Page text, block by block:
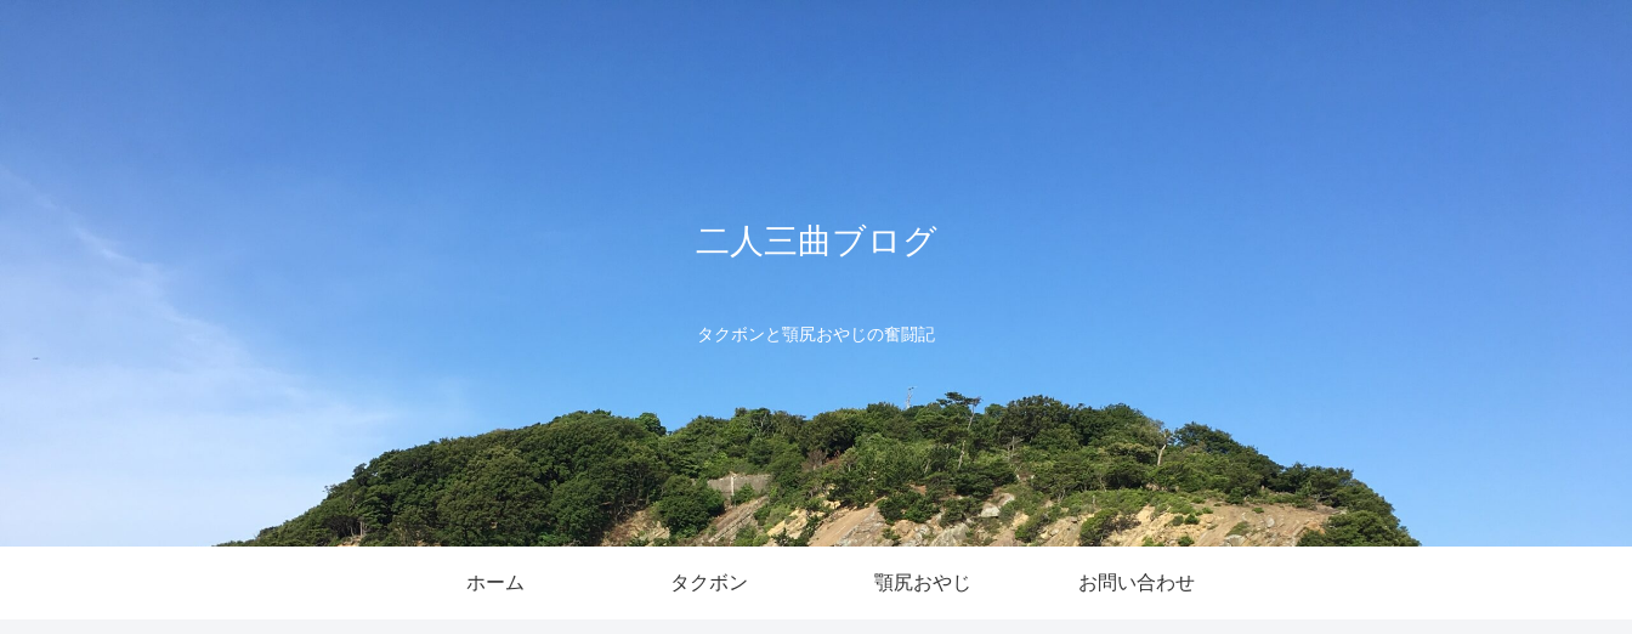
二人三曲ブログ
タクボンと顎尻おやじの奮闘記
ホーム タクボン 顎尻おやじ お問い合わせ